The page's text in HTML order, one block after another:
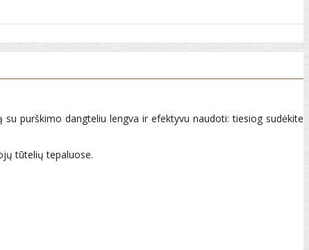
purškimo dangteliu lengva ir efektyvu naudoti: tiesiog sudėkite
tūtelių tepaluose.